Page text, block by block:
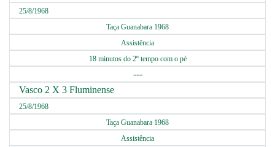
25/8/1968
Taça Guanabara 1968
Assistência
18 minutos do 2º tempo com o pé
---
Vasco 2 X 3 Fluminense
25/8/1968
Taça Guanabara 1968
Assistência